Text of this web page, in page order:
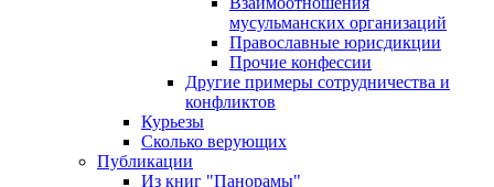
мусульманских организаций
Православные юрисдикции
Прочие конфессии
Другие примеры сотрудничества и
конфликтов
Курьезы
Сколько верующих
Публикации
Из книг "Панорамы"